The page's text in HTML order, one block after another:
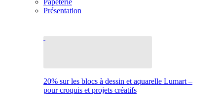
Papeterie
Présentation
20% sur les blocs à dessin et aquarelle Lumart –
pour croquis et projets créatifs